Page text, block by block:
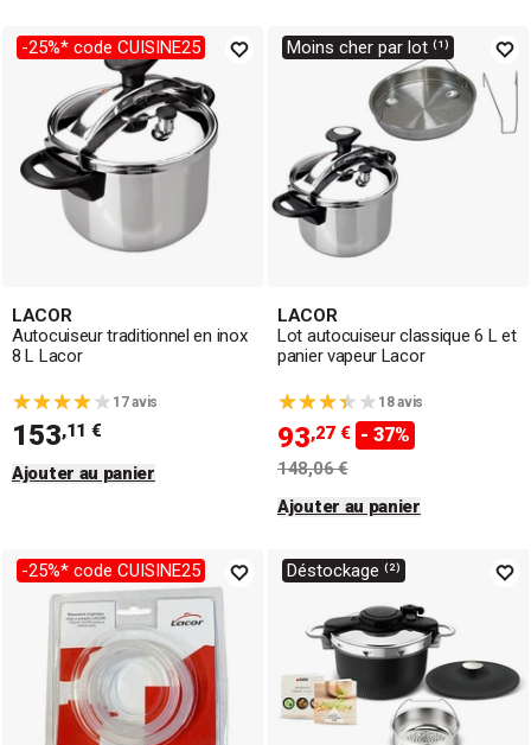
-25%* code CUISINE25
LACOR
Autocuiseur traditionnel en inox
8 L Lacor
17 avis
153,11 €
Ajouter au panier
Moins cher par lot ⁽¹⁾
LACOR
Lot autocuiseur classique 6 L et
panier vapeur Lacor
18 avis
93,27 € - 37%
148,06 €
Ajouter au panier
-25%* code CUISINE25 Déstockage ⁽²⁾